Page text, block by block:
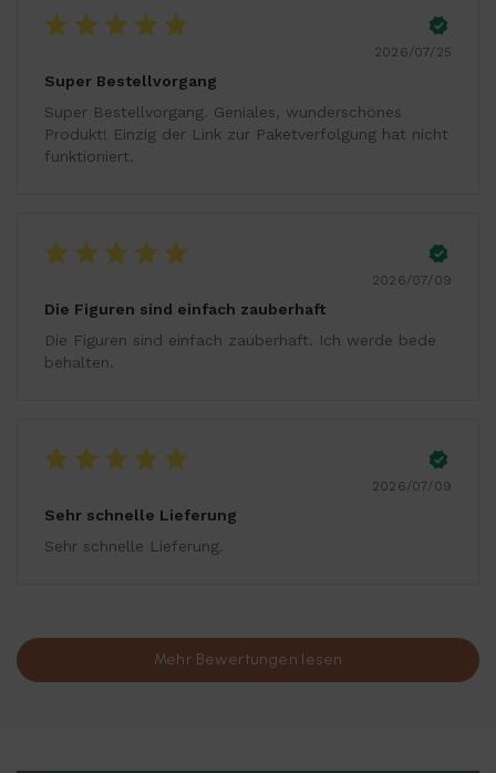
2026/07/25
Super Bestellvorgang
Super Bestellvorgang. Geniales, wunderschönes
Produkt! Einzig der Link zur Paketverfolgung hat nicht
funktioniert.
2026/07/09
Die Figuren sind einfach zauberhaft
Die Figuren sind einfach zauberhaft. Ich werde bede
behalten.
2026/07/09
Sehr schnelle Lieferung
Sehr schnelle Lieferung.
Mehr Bewertungen lesen